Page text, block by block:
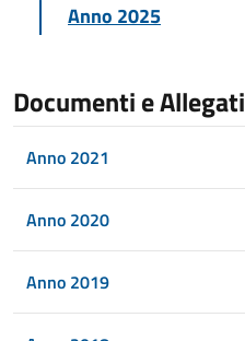
Anno 2025
Documenti e Allegati
Anno 2021
Anno 2020
Anno 2019